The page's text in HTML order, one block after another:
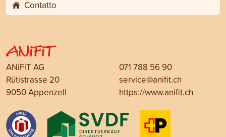
Contatto
ANiFiT AG
Rütistrasse 20
9050 Appenzell
071 788 56 90
service@anifit.ch
https://www.anifit.ch